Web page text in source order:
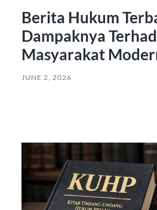
Berita Hukum
Dampaknya
Masyarakat
JUNE 2, 2026